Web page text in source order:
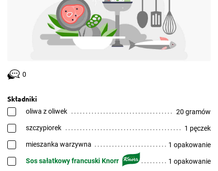
0
Składniki
oliwa z oliwek 20 gramów
szczypiorek 1 pęczek
mieszanka warzywna 1 opakowanie
Sos sałatkowy francuski Knorr 1 opakowanie